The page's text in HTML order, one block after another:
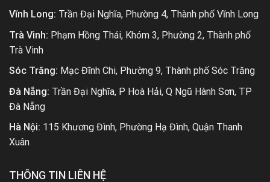
Vĩnh Long: Trần Đại Nghĩa, Phường 4, Thành phố Vĩnh Long
Trà Vinh: Phạm Hồng Thái, Khóm 3, Phường 2, Thành phố
Trà Vinh
Sóc Trăng: Mạc Đĩnh Chi, Phường 9, Thành phố Sóc Trăng
Đà Nẵng: Trần Đại Nghĩa, P Hoà Hải, Q Ngũ Hành Sơn, TP
Đà Nẵng
Hà Nội: 115 Khương Đình, Phường Hạ Đình, Quận Thanh
Xuân
THÔNG TIN LIÊN HỆ